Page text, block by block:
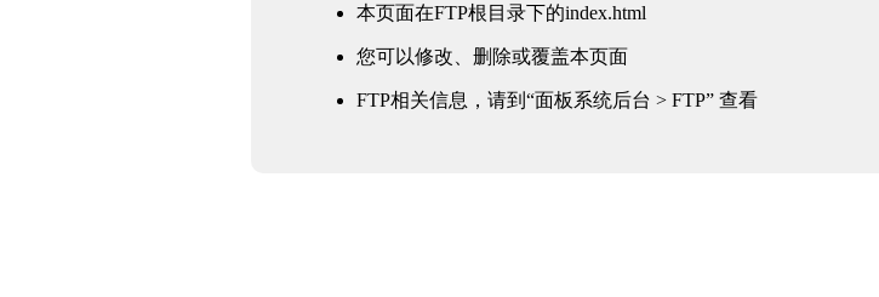
本页面在FTP根目录下的index.html
您可以修改、删除或覆盖本页面
FTP相关信息，请到“面板系统后台 > FTP” 查看